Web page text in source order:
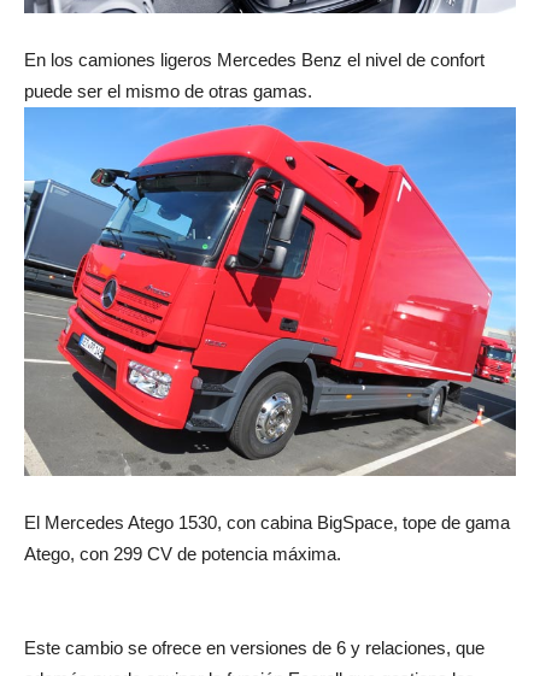
En los camiones ligeros Mercedes Benz el nivel de confort
puede ser el mismo de otras gamas.
El Mercedes Atego 1530, con cabina BigSpace, tope de gama
Atego, con 299 CV de potencia máxima.
Este cambio se ofrece en versiones de 6 y relaciones, que